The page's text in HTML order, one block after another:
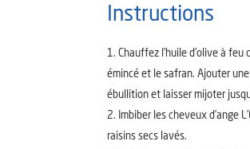
Instructions
Chauffez l’huile d’olive à
émincé et le safran. Ajouter
ébullition et laisser mijoter
Imbiber les cheveux d’ange
raisins secs lavés.